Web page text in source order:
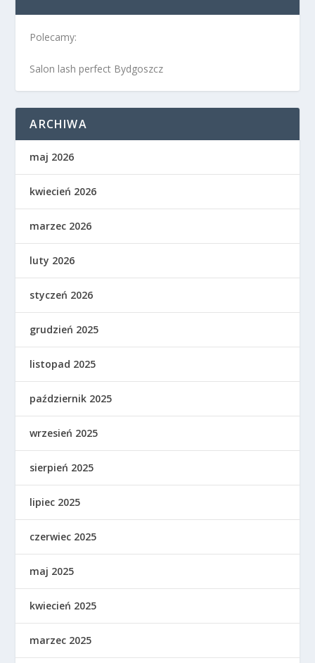
Polecamy:
Salon lash perfect Bydgoszcz
ARCHIWA
maj 2026
kwiecień 2026
marzec 2026
luty 2026
styczeń 2026
grudzień 2025
listopad 2025
październik 2025
wrzesień 2025
sierpień 2025
lipiec 2025
czerwiec 2025
maj 2025
kwiecień 2025
marzec 2025